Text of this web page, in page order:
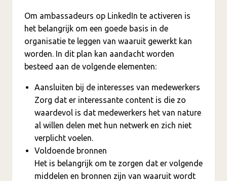
Om ambassadeurs op LinkedIn te activeren is
het belangrijk om een goede basis in de
organisatie te leggen van waaruit gewerkt kan
worden. In dit plan kan aandacht worden
besteed aan de volgende elementen:
Aansluiten bij de interesses van medewerkers
Zorg dat er interessante content is die zo
waardevol is dat medewerkers het van nature
al willen delen met hun netwerk en zich niet
verplicht voelen.
Voldoende bronnen
Het is belangrijk om te zorgen dat er volgende
middelen en bronnen zijn van waaruit wordt